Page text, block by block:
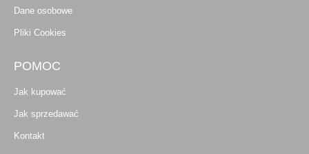
Dane osobowe
Pliki Cookies
POMOC
Jak kupować
Jak sprzedawać
Kontakt